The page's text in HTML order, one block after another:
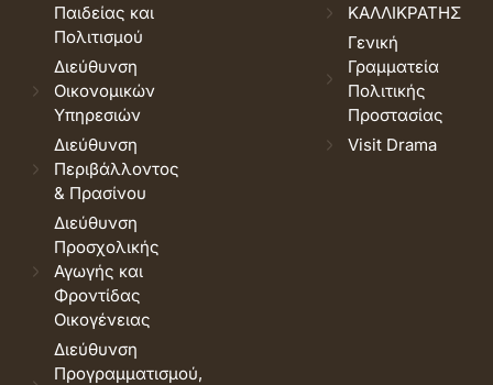
Παιδείας και
Πολιτισμού
Διεύθυνση
Οικονομικών
Υπηρεσιών
Διεύθυνση
Περιβάλλοντος
& Πρασίνου
Διεύθυνση
Προσχολικής
Αγωγής και
Φροντίδας
Οικογένειας
Διεύθυνση
Προγραμματισμού,
ΚΑΛΛΙΚΡΑΤΗΣ
Γενική
Γραμματεία
Πολιτικής
Προστασίας
Visit Drama